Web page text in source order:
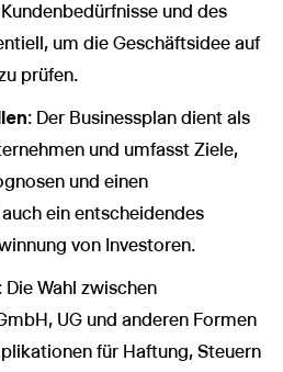
und des
um die Geschäftsidee auf
prüfen.
: Der Businessplan dient als
und umfasst Ziele,
und einen
ein entscheidendes
von Investoren.
: Die Wahl zwischen
UG und anderen Formen
für Haftung, Steuern